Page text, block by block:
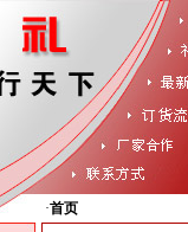
·首页